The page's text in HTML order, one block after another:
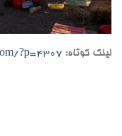
لینک کوتاه: ?p=4307